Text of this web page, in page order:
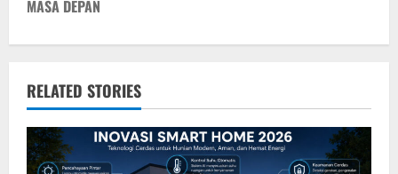
n
v
i
MASA DEPAN
RELATED STORIES